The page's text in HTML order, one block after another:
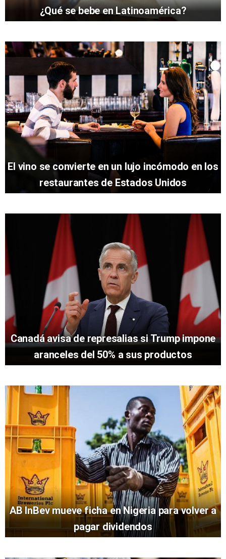
¿Qué se bebe en Latinoamérica?
El vino se convierte en un lujo incómodo en los
restaurantes de Estados Unidos
Canadá avisa de represalias si Trump impone
aranceles del 50% a sus productos
AB InBev mueve ficha en Nigeria para volver a
pagar dividendos